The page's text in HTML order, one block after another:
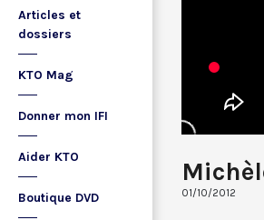
Articles et
dossiers
KTO Mag
Donner mon IFI
Aider KTO
Boutique DVD 01/10/2012